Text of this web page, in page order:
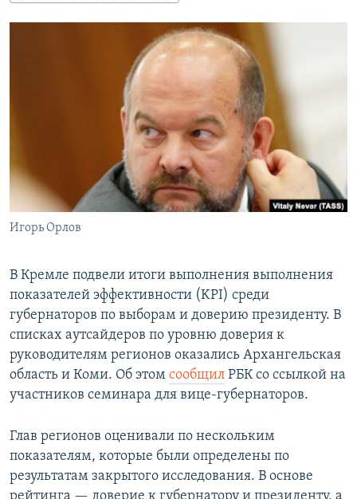
РАСПИСАНИЕ ВЕЩАНИЯ
ПОДПИШИТЕСЬ НА РАССЫЛКУ
Игорь Орлов
В Кремле подвели итоги выполнения выполнения
показателей эффективности (KPI) среди
губернаторов по выборам и доверию президенту. В
списках аутсайдеров по уровню доверия к
руководителям регионов оказались Архангельская
область и Коми. Об этом сообщил РБК со ссылкой на
участников семинара для вице-губернаторов.
Глав регионов оценивали по нескольким
показателям, которые были определены по
результатам закрытого исследования. В основе